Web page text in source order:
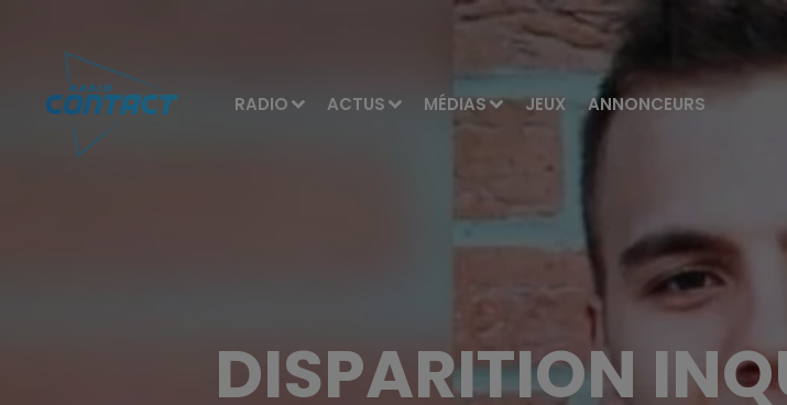
RADIO ACTUS MÉDIAS JEUX ANNONCEURS
DISPARITION